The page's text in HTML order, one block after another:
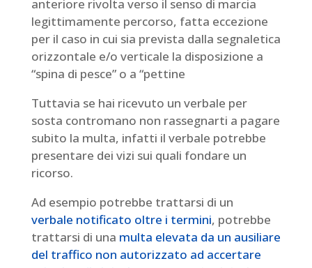
anteriore rivolta verso il senso di marcia
legittimamente percorso, fatta eccezione
per il caso in cui sia prevista dalla segnaletica
orizzontale e/o verticale la disposizione a
“spina di pesce” o a “pettine
Tuttavia se hai ricevuto un verbale per
sosta contromano non rassegnarti a pagare
subito la multa, infatti il verbale potrebbe
presentare dei vizi sui quali fondare un
ricorso.
Ad esempio potrebbe trattarsi di un
verbale notificato oltre i termini, potrebbe
trattarsi di una multa elevata da un ausiliare
del traffico non autorizzato ad accertare